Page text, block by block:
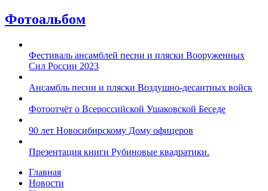
Фотоальбом
Фестиваль ансамблей песни и пляски Вооруженных
Сил России 2023
Ансамбль песни и пляски Воздушно-десантных войск
Фотоотчёт о Всероссийской Ушаковской Беседе
90 лет Новосибирскому Дому офицеров
Презентация книги Рубиновые квадратики.
Главная
Новости